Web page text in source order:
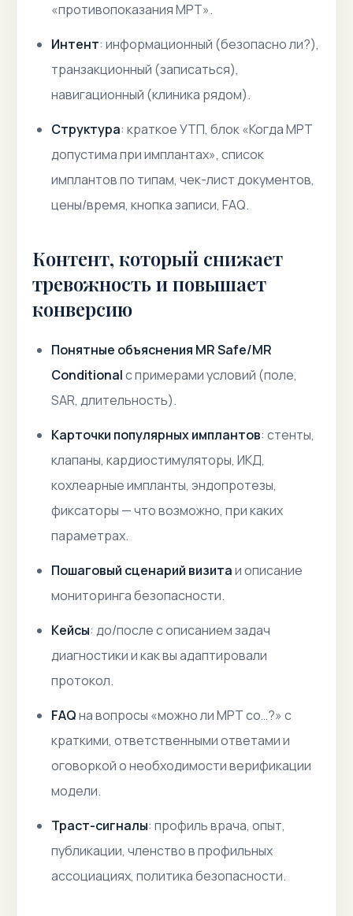
«противопоказания МРТ».
Интент: информационный (безопасно ли?),
транзакционный (записаться),
навигационный (клиника рядом).
Структура: краткое УТП, блок «Когда МРТ
допустима при имплантах», список
имплантов по типам, чек-лист документов,
цены/время, кнопка записи, FAQ.
Контент, который снижает
тревожность и повышает
конверсию
Понятные объяснения MR Safe/MR
Conditionalс примерами условий (поле,
SAR, длительность).
Карточки популярных имплантов: стенты,
клапаны, кардиостимуляторы, ИКД,
кохлеарные импланты, эндопротезы,
фиксаторы — что возможно, при каких
параметрах.
Пошаговый сценарий визитаи описание
мониторинга безопасности.
Кейсы: до/после с описанием задач
диагностики и как вы адаптировали
протокол.
FAQна вопросы «можно ли МРТ со…?» с
краткими, ответственными ответами и
оговоркой о необходимости верификации
модели.
Траст-сигналы: профиль врача, опыт,
публикации, членство в профильных
ассоциациях, политика безопасности.